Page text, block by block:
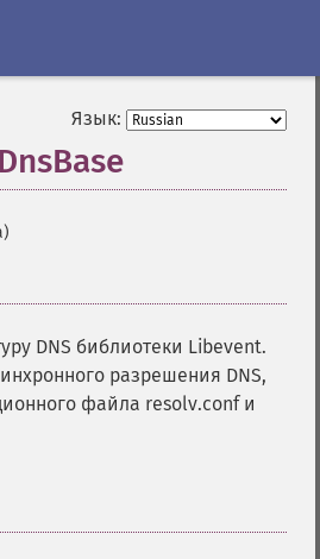
Язык:
DNS библиотеки Libevent.
разрешения DNS,
файла resolv.conf и